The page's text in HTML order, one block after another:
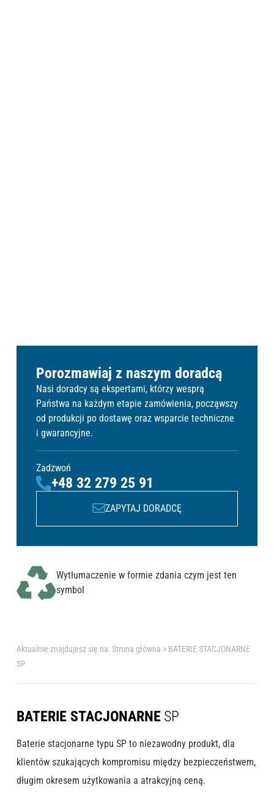
Aktualnie znajdujesz się na:Strona główna > BATERIE STACJONARNE
SP
BATERIE STACJONARNESP
Baterie stacjonarne typu SP to niezawodny produkt, dla
klientów szukających kompromisu między bezpieczeństwem,
długim okresem użytkowania a atrakcyjną ceną.
Porozmawiaj z naszym doradcą
Nasi doradcy są ekspertami, którzy wesprą
Państwa na każdym etapie zamówienia, począwszy
od produkcji po dostawę oraz wsparcie techniczne
i gwarancyjne.
Zadzwoń
+48 32 279 25 91
ZAPYTAJ DORADCĘ
Wytłumaczenie w formie zdania czym jest ten
symbol